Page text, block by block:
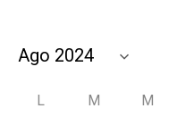
L M M